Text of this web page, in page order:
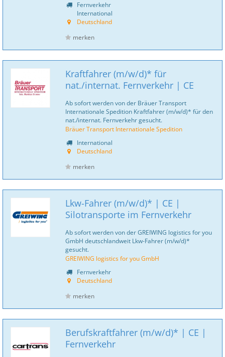
Fernverkehr
International
Deutschland
merken
Kraftfahrer (m/w/d)* für
nat./internat. Fernverkehr | CE
Ab sofort werden von der Bräuer Transport
Internationale Spedition Kraftfahrer (m/w/d)* für den
nat./internat. Fernverkehr gesucht.
Bräuer Transport Internationale Spedition
International
Deutschland
merken
Lkw-Fahrer (m/w/d)* | CE |
Silotransporte im Fernverkehr
Ab sofort werden von der GREIWING logistics for you
GmbH deutschlandweit Lkw-Fahrer (m/w/d)*
gesucht.
GREIWING logistics for you GmbH
Fernverkehr
Deutschland
merken
Berufskraftfahrer (m/w/d)* | CE |
Fernverkehr